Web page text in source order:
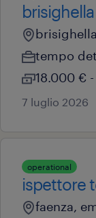
tempo
18.000 €
7 luglio 2026
operational
ispettore
faenza,